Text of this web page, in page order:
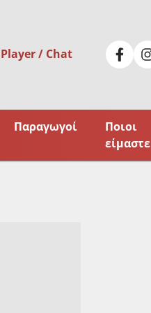
/ Chat
Παραγωγοί
Ποιοι
είμαστε